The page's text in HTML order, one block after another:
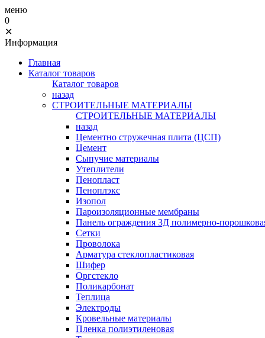
меню
0
✕
Информация
Главная
Каталог товаров
Каталог товаров
назад
СТРОИТЕЛЬНЫЕ МАТЕРИАЛЫ
СТРОИТЕЛЬНЫЕ МАТЕРИАЛЫ
назад
Цементно стружечная плита (ЦСП)
Цемент
Сыпучие материалы
Утеплители
Пенопласт
Пеноплэкс
Изопол
Пароизоляционные мембраны
Панель ограждения 3Д полимерно-
Сетки
Проволока
Арматура стеклопластиковая
Шифер
Оргстекло
Поликарбонат
Теплица
Электроды
Кровельные материалы
Пленка полиэтиленовая